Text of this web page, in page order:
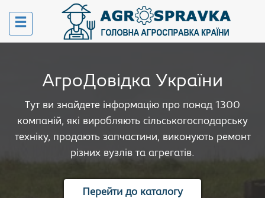
АгроДовідка України
Тут ви знайдете інформацію про понад 1300
компаній, які виробляють сільськогосподарську
техніку, продають запчастини, виконують ремонт
різних вузлів та агрегатів.
Перейти до каталогу